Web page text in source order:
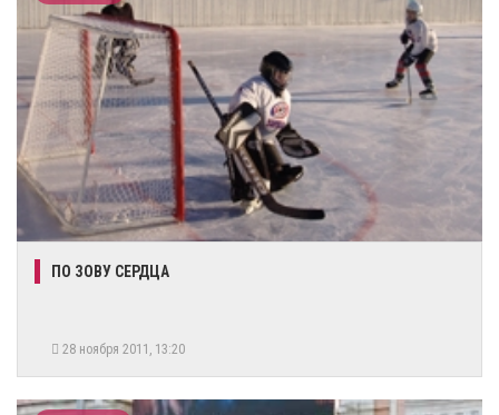
ПО ЗОВУ СЕРДЦА
28 ноября 2011, 13:20